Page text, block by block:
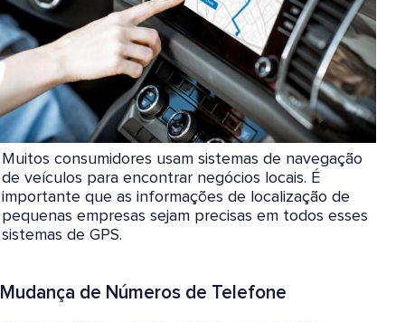
Muitos consumidores usam sistemas de navegação
de veículos para encontrar negócios locais. É
importante que as informações de localização de
pequenas empresas sejam precisas em todos esses
sistemas de GPS.
Mudança de Números de Telefone